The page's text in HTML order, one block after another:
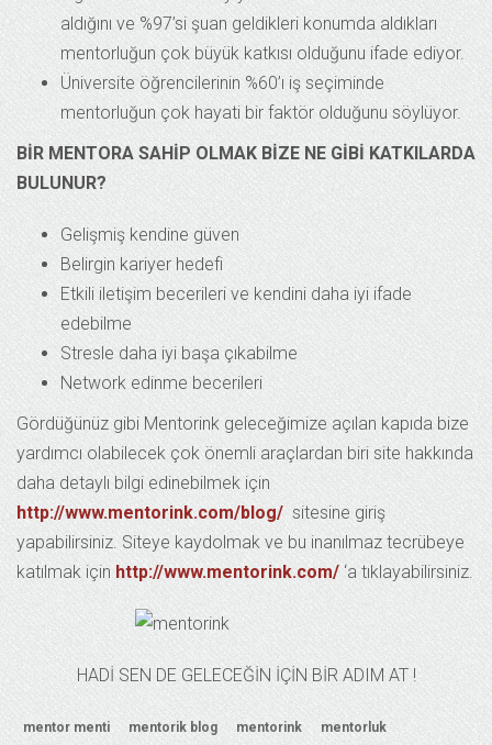
aldığını ve %97’si şuan geldikleri konumda aldıkları
mentorluğun çok büyük katkısı olduğunu ifade ediyor.
Üniversite öğrencilerinin %60’ı iş seçiminde
mentorluğun çok hayati bir faktör olduğunu söylüyor.
BİR MENTORA SAHİP OLMAK BİZE NE GİBİ KATKILARDA
BULUNUR?
Gelişmiş kendine güven
Belirgin kariyer hedefi
Etkili iletişim becerileri ve kendini daha iyi ifade
edebilme
Stresle daha iyi başa çıkabilme
Network edinme becerileri
Gördüğünüz gibi Mentorink geleceğimize açılan kapıda bize
yardımcı olabilecek çok önemli araçlardan biri site hakkında
daha detaylı bilgi edinebilmek için
http://www.mentorink.com/blog/ sitesine giriş
yapabilirsiniz. Siteye kaydolmak ve bu inanılmaz tecrübeye
katılmak için http://www.mentorink.com/ ‘a tıklayabilirsiniz.
HADİ SEN DE GELECEĞİN İÇİN BİR ADIM AT !
mentor menti mentorik blog mentorink mentorluk